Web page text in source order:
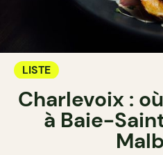
LISTE
Charlevoix :
à Baie-